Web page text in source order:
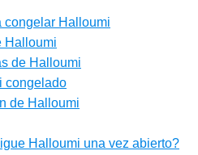
congelar Halloumi
Halloumi
de Halloumi
congelado
de Halloumi
Halloumi una vez abierto?